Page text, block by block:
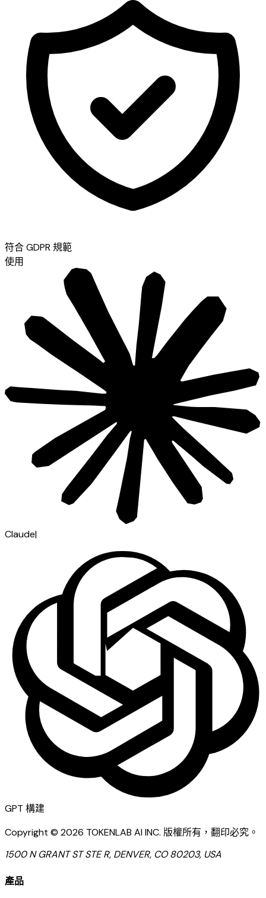
符合 GDPR 規範
使用
Claude|
GPT 構建
Copyright © 2026 TOKENLAB AI INC. 版權所有，翻印必究。
1500 N GRANT ST STE R, DENVER, CO 80203, USA
產品